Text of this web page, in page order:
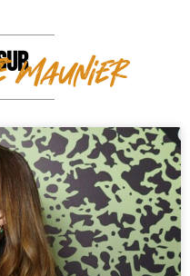
Maunier